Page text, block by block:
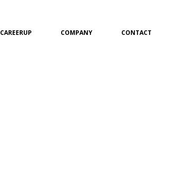
CAREERUP COMPANY CONTACT